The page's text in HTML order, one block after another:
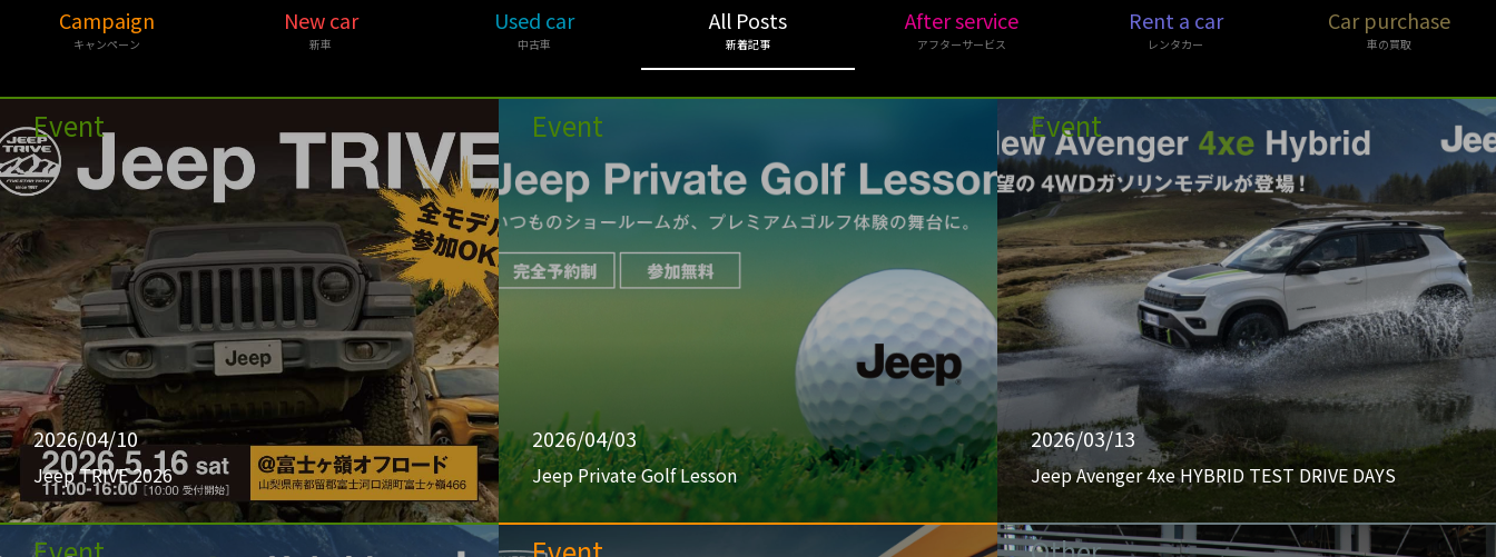
Campaign
キャンペーン
New car
新車
Used car
中古車
All Posts
新着記事
After service
アフターサービス
Rent a car
レンタカー
Car purchase
車の買取
Event
2026/04/10
Jeep TRIVE 2026
Event
2026/04/03
Jeep Private Golf Lesson
Event
2026/03/13
Jeep Avenger 4xe HYBRID TEST DRIVE DAYS